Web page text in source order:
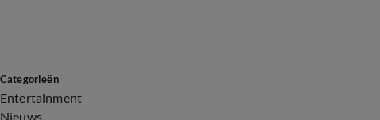
Categorieën
Entertainment
Nieuws